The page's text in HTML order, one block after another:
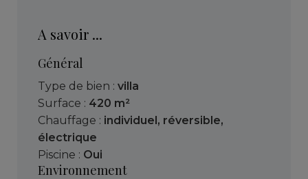
A savoir ...
Général
Type de bien : villa
Surface : 420 m²
Chauffage : individuel, réversible,
électrique
Piscine : Oui
Environnement